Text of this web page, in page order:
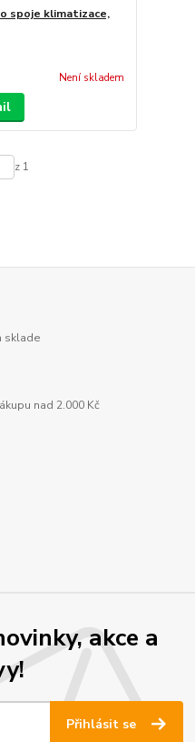
spoje klimatizace,
Není skladem
z 1
sklade
nad 2.000 Kč
akce a
Přihlásit se